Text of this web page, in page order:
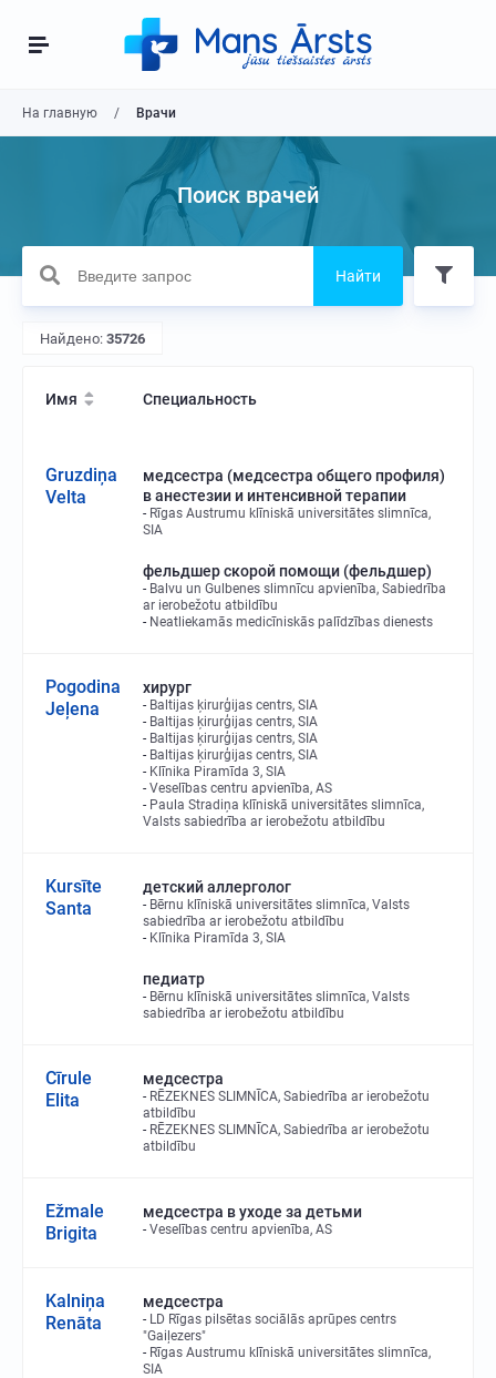
На главную Врачи
Поиск врачей
Найти
Найдено: 35726
Имя Специальность
Gruzdiņa
Velta
медсестра (медсестра общего профиля)
в анестезии и интенсивной терапии
Rīgas Austrumu klīniskā universitātes slimnīca,
SIA
фельдшер скорой помощи (фельдшер)
Balvu un Gulbenes slimnīcu apvienība, Sabiedrība
ar ierobežotu atbildību
Neatliekamās medicīniskās palīdzības dienests
Pogodina
Jeļena
хирург
Baltijas ķirurģijas centrs, SIA
Baltijas ķirurģijas centrs, SIA
Baltijas ķirurģijas centrs, SIA
Baltijas ķirurģijas centrs, SIA
Klīnika Piramīda 3, SIA
Veselības centru apvienība, AS
Paula Stradiņa klīniskā universitātes slimnīca,
Valsts sabiedrība ar ierobežotu atbildību
Kursīte
Santa
детский аллерголог
Bērnu klīniskā universitātes slimnīca, Valsts
sabiedrība ar ierobežotu atbildību
Klīnika Piramīda 3, SIA
педиатр
Bērnu klīniskā universitātes slimnīca, Valsts
sabiedrība ar ierobežotu atbildību
Cīrule
Elita
медсестра
RĒZEKNES SLIMNĪCA, Sabiedrība ar ierobežotu
atbildību
RĒZEKNES SLIMNĪCA, Sabiedrība ar ierobežotu
atbildību
Ežmale
Brigita
медсестра в уходе за детьми
Veselības centru apvienība, AS
Kalniņa
Renāta
медсестра
LD Rīgas pilsētas sociālās aprūpes centrs
"Gaiļezers"
Rīgas Austrumu klīniskā universitātes slimnīca,
SIA